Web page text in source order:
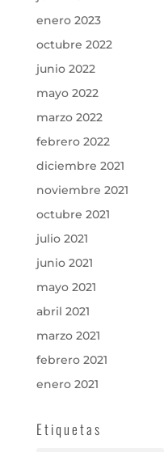
enero 2023
octubre 2022
junio 2022
mayo 2022
marzo 2022
febrero 2022
diciembre 2021
noviembre 2021
octubre 2021
julio 2021
junio 2021
mayo 2021
abril 2021
marzo 2021
febrero 2021
enero 2021
Etiquetas